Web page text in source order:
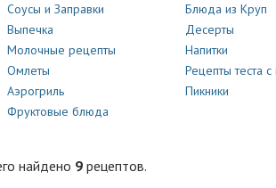
Соусы и Заправки
Блюда из Круп
Выпечка
Десерты
Молочные рецепты
Напитки
Омлеты
Рецепты теста с
Аэрогриль
Пикники
Фруктовые блюда
найдено 9 рецептов.